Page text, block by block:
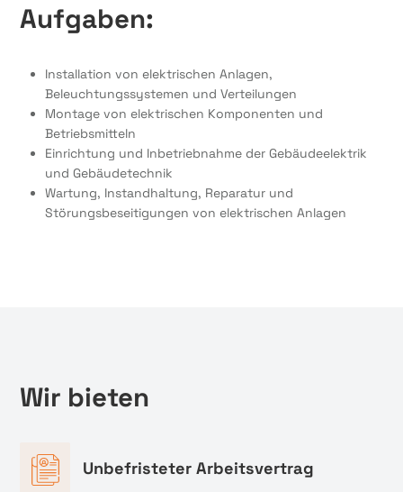
Aufgaben:
Installation von elektrischen Anlagen,
Beleuchtungssystemen und Verteilungen
Montage von elektrischen Komponenten und
Betriebsmitteln
Einrichtung und Inbetriebnahme der Gebäudeelektrik
und Gebäudetechnik
Wartung, Instandhaltung, Reparatur und
Störungsbeseitigungen von elektrischen Anlagen
Wir bieten
Unbefristeter Arbeitsvertrag